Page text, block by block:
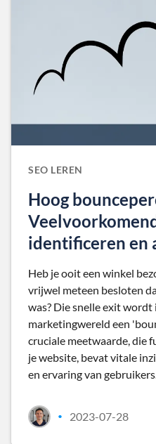
SEO LEREN
Hoog
identificeren en
Heb je ooit een winkel
vrijwel meteen besloten
was? Die snelle exit wordt
marketingwereld een
cruciale meetwaarde, die
je website, bevat vitale
en ervaring van
• 2023-07-28